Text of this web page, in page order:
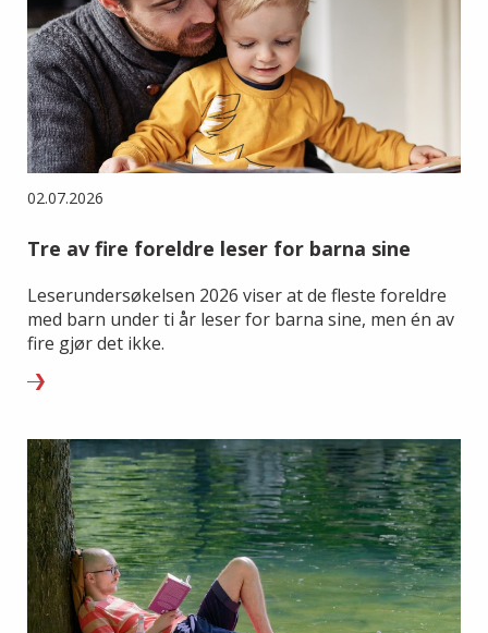
02.07.2026
Tre av fire foreldre leser for barna sine
Leserundersøkelsen 2026 viser at de fleste foreldre
med barn under ti år leser for barna sine, men én av
fire gjør det ikke.